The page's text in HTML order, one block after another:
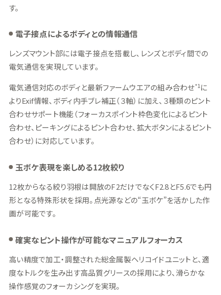
す。
電子接点によるボディとの情報通信
レンズマウント部には電子接点を搭載し、レンズとボディ間での
電気通信を実現しています。
電気通信対応のボディと最新ファームウエアの組み合わせ*1 に
よりExif情報、ボディ内手ブレ補正（３軸）に加え、３種類のピント
合わせサポート機能（フォーカスポイント枠色変化によるピント
合わせ、ピーキングによるピント合わせ、拡大ボタンによるピント
合わせ）に対応しています。
玉ボケ表現を楽しめる12枚絞り
12枚からなる絞り羽根は開放のF2だけでなくF2.8とF5.6でも円
形となる特殊形状を採用。点光源などの“玉ボケ”を活かした作
画が可能です。
確実なピント操作が可能なマニュアルフォーカス
高い精度で加工・調整された総金属製ヘリコイドユニットと、適
度なトルクを生み出す高品質グリースの採用により、滑らかな
操作感覚のフォーカシングを実現。